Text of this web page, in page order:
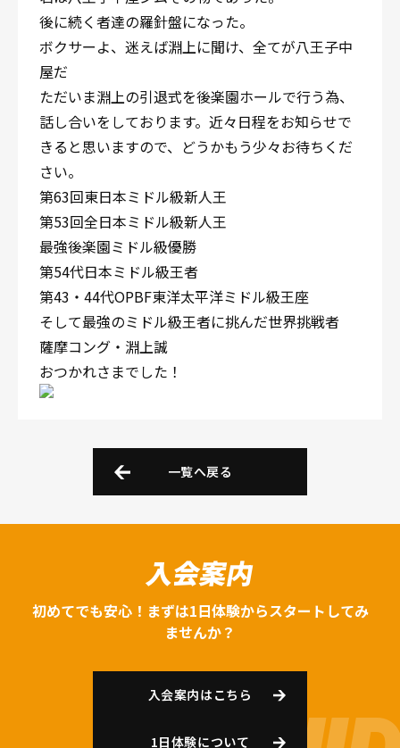
後に続く者達の羅針盤になった。
ボクサーよ、迷えば淵上に聞け、全てが八王子中
屋だ
ただいま淵上の引退式を後楽園ホールで行う為、
話し合いをしております。近々日程をお知らせで
きると思いますので、どうかもう少々お待ちくだ
さい。
第63回東日本ミドル級新人王
第53回全日本ミドル級新人王
最強後楽園ミドル級優勝
第54代日本ミドル級王者
第43・44代OPBF東洋太平洋ミドル級王座
そして最強のミドル級王者に挑んだ世界挑戦者
薩摩コング・淵上誠
おつかれさまでした！
一覧へ戻る
入会案内
初めてでも安心！まずは1日体験からスタートしてみ
ませんか？
入会案内はこちら
1日体験について